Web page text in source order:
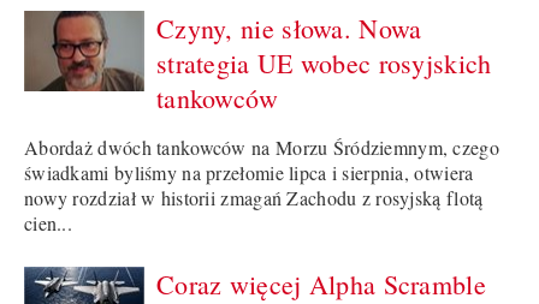
Czyny, nie słowa. Nowa
strategia UE wobec rosyjskich
tankowców
Abordaż dwóch tankowców na Morzu Śródziemnym, czego
świadkami byliśmy na przełomie lipca i sierpnia, otwiera
nowy rozdział w historii zmagań Zachodu z rosyjską flotą
cien...
Coraz więcej Alpha Scramble